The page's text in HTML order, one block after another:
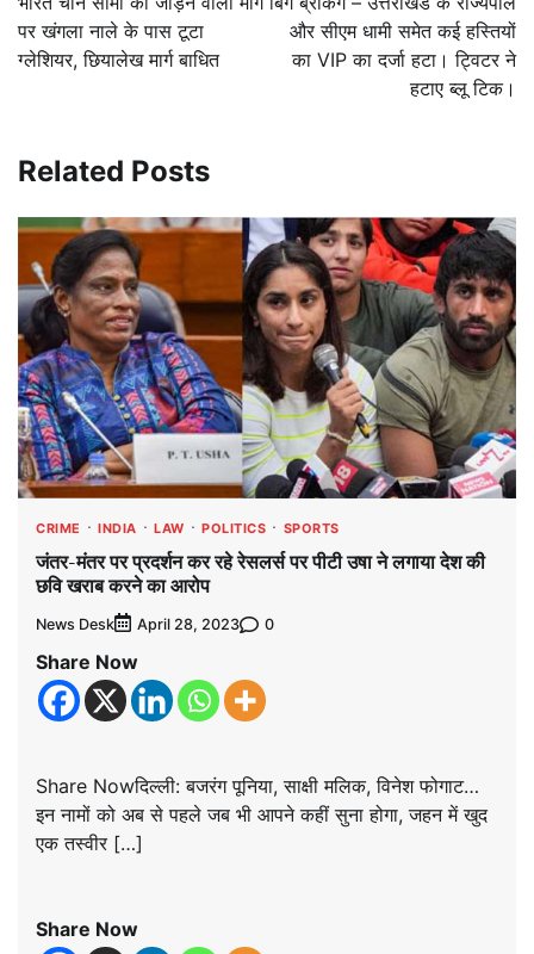
पर खंगला नाले के पास टूटा
ग्लेशियर, छियालेख मार्ग बाधित
और सीएम धामी समेत कई हस्तियों
का VIP का दर्जा हटा। ट्विटर ने
हटाए ब्लू टिक।
Related Posts
CRIME INDIA LAW POLITICS SPORTS
जंतर-मंतर पर प्रदर्शन कर रहे रेसलर्स पर पीटी उषा ने लगाया देश की
छवि खराब करने का आरोप
News Desk April 28, 2023 0
Share Now
Share Nowदिल्ली: बजरंग पूनिया, साक्षी मलिक, विनेश फोगाट…
इन नामों को अब से पहले जब भी आपने कहीं सुना होगा, जहन में खुद
एक तस्वीर […]
Share Now